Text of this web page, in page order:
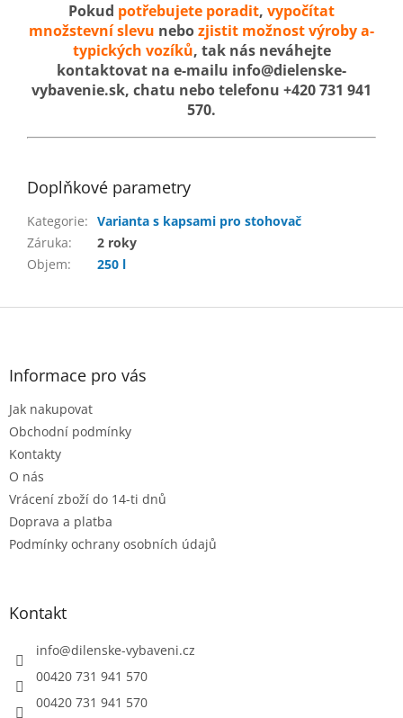
Pokud potřebujete poradit, vypočítat
množstevní slevu nebozjistit možnost výroby a-
typických vozíků, tak nás neváhejte
kontaktovat na e-mailu info@dielenske-
vybavenie.sk, chatu nebo telefonu +420 731 941
570.
Doplňkové parametry
Kategorie: Varianta s kapsami pro stohovač
Záruka:
2 roky
Objem: 250 l
Z
Informace pro vás
Jak nakupovat
Obchodní podmínky
Kontakty
O nás
Vrácení zboží do 14-ti dnů
Doprava a platba
Podmínky ochrany osobních údajů
Kontakt
info@dilenske-vybaveni.cz
00420 731 941 570
00420 731 941 570